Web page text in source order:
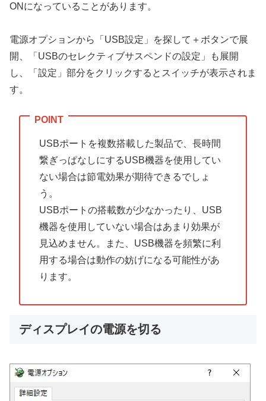
ONになっていることがあります。
電源オプションから「USB設定」を探して＋ボタンで展
開、「USBのセレクティブサスペンドの設定」も展開
し、「設定」部分をクリックするとスイッチが表示されま
す。
USBポートを複数搭載した製品で、長時間
繋ぎっぱなしにするUSB機器を使用してい
ない場合は節電効果が期待できるでしょ
う。
USBポートの搭載数が少なかったり、USB
機器を使用していない場合はあまり効果が
見込めません。また、USB機器を頻繁に利
用する場合は動作の妨げになる可能性があ
ります。
ディスプレイの電源を切る